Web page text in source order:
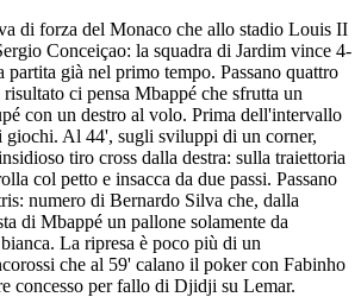
di forza del Monaco che allo stadio Louis II
Conceiçao: la squadra di Jardim vince 4-
già nel primo tempo. Passano quattro
ci pensa Mbappé che sfrutta un
con un destro al volo. Prima dell'intervallo
giochi. Al 44', sugli sviluppi di un corner,
tiro cross dalla destra: sulla traiettoria
col petto e insacca da due passi. Passano
numero di Bernardo Silva che, dalla
di Mbappé un pallone solamente da
La ripresa è poco più di un
che al 59' calano il poker con Fabinho
concesso per fallo di Djidji su Lemar.